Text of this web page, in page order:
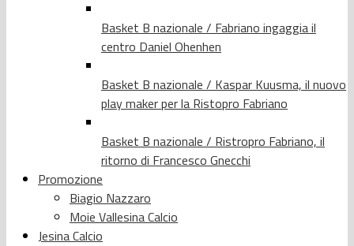
Basket B nazionale / Fabriano ingaggia il
centro Daniel Ohenhen
Basket B nazionale / Kaspar Kuusma, il nuovo
play maker per la Ristopro Fabriano
Basket B nazionale / Ristropro Fabriano, il
ritorno di Francesco Gnecchi
Promozione
Biagio Nazzaro
Moie Vallesina Calcio
Jesina Calcio